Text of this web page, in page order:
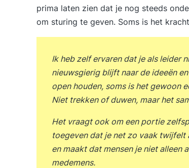
prima laten zien dat je nog steeds
om sturing te geven. Soms is het
Ik heb zelf ervaren dat je als leider
nieuwsgierig blijft naar de ideeën
open houden, soms is het gewoon
Niet trekken of duwen, maar het
Het vraagt ook om een portie
toegeven dat je net zo vaak twijfelt
en maakt dat mensen je niet alleen
medemens.